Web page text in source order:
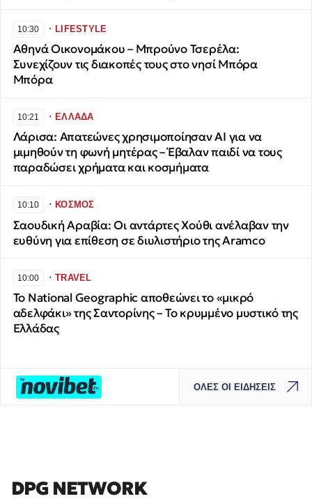
10:30 ∙LIFESTYLE
Αθηνά Οικονομάκου – Μπρούνο Τσερέλα:
Συνεχίζουν τις διακοπές τους στο νησί Μπόρα
Μπόρα
10:21 ∙ΕΛΛΑΔΑ
Λάρισα: Απατεώνες χρησιμοποίησαν AI για να
μιμηθούν τη φωνή μητέρας – Έβαλαν παιδί να τους
παραδώσει χρήματα και κοσμήματα
10:10 ∙ΚΟΣΜΟΣ
Σαουδική Αραβία: Οι αντάρτες Χούθι ανέλαβαν την
ευθύνη για επίθεση σε διυλιστήριο της Aramco
10:00 ∙TRAVEL
Το National Geographic αποθεώνει το «μικρό
αδελφάκι» της Σαντορίνης – Το κρυμμένο μυστικό της
Ελλάδας
ΟΛΕΣ ΟΙ ΕΙΔΗΣΕΙΣ
DPG NETWORK